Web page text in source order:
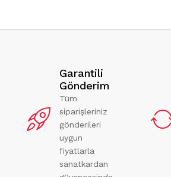
Garantili
Gönderim
Tüm
siparişleriniz
gönderileri
uygun
fiyatlarla
sanatkardan